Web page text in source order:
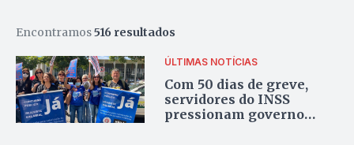
Encontramos516 resultados
ÚLTIMAS NOTÍCIAS
Com 50 dias de greve,
servidores do INSS
pressionam governo